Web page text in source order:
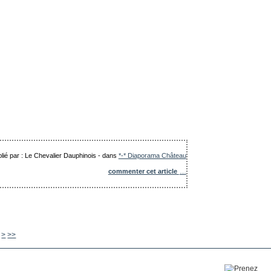
par : Le Chevalier Dauphinois -dans *-* Diaporama Château
commenter cet article
630
640
650
660
670
680
690
700
800
900
1000
> >>